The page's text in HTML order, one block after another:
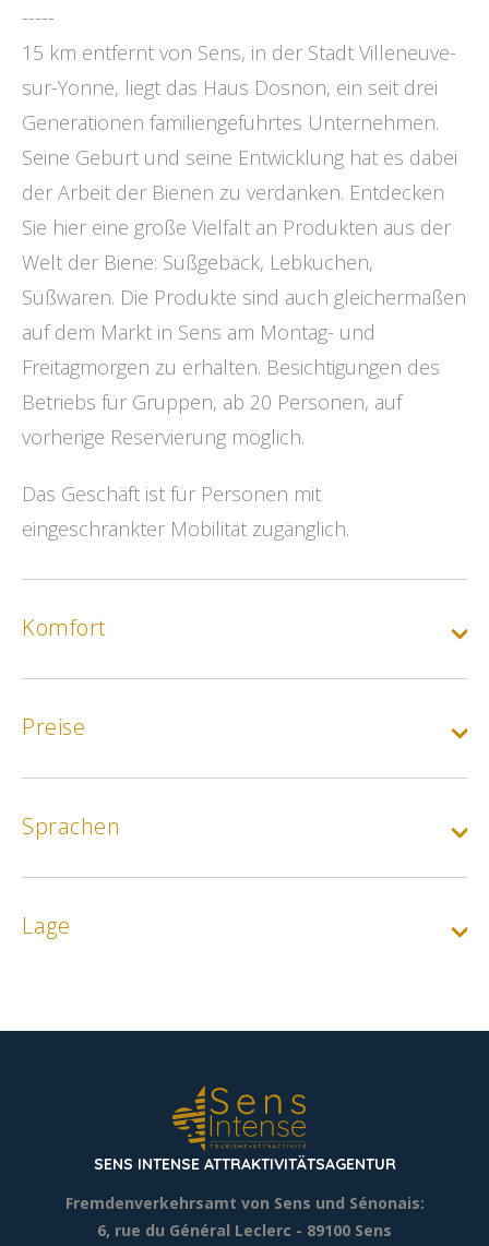
-----
15 km entfernt von Sens, in der Stadt Villeneuve-
sur-Yonne, liegt das Haus Dosnon, ein seit drei
Generationen familiengeführtes Unternehmen.
Seine Geburt und seine Entwicklung hat es dabei
der Arbeit der Bienen zu verdanken. Entdecken
Sie hier eine große Vielfalt an Produkten aus der
Welt der Biene: Süßgebäck, Lebkuchen,
Süßwaren. Die Produkte sind auch gleichermaßen
auf dem Markt in Sens am Montag- und
Freitagmorgen zu erhalten. Besichtigungen des
Betriebs für Gruppen, ab 20 Personen, auf
vorherige Reservierung möglich.
Das Geschäft ist für Personen mit
eingeschränkter Mobilität zugänglich.
Komfort
Preise
Sprachen
Lage
SENS INTENSE ATTRAKTIVITÄTSAGENTUR
Fremdenverkehrsamt von Sens und Sénonais:
6, rue du Général Leclerc - 89100 Sens